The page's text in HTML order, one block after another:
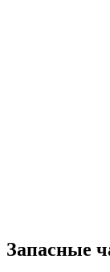
Запасные